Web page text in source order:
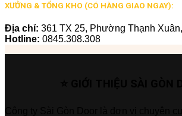
XƯỞNG & TỔNG KHO (CÓ HÀNG GIAO NGAY):
Địa chỉ: 361 TX 25, Phường Thạnh
Hotline: 0845.308.308